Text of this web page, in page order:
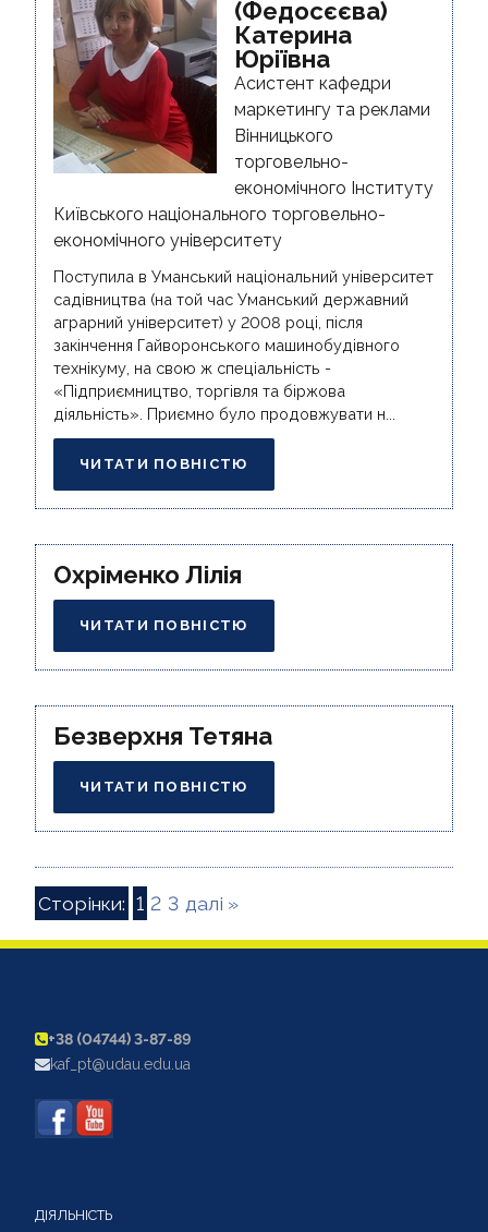
(Федосєєва)
Катерина
Юріївна
Асистент кафедри
маркетингу та реклами
Вінницького
торговельно-
економічного Інституту
Київського національного торговельно-
економічного університету
Поступила в Уманський національний університет
садівництва (на той час Уманський державний
аграрний університет) у 2008 році, після
закінчення Гайворонського машинобудівного
технікуму, на свою ж спеціальність -
«Підприємництво, торгівля та біржова
діяльність». Приємно було продовжувати н...
ЧИТАТИ ПОВНІСТЮ
Охріменко Лілія
ЧИТАТИ ПОВНІСТЮ
Безверхня Тетяна
ЧИТАТИ ПОВНІСТЮ
Сторінки: 1 2 3 далі »
+38 (04744) 3-87-89
kaf_pt@udau.edu.ua
ДІЯЛЬНІСТЬ